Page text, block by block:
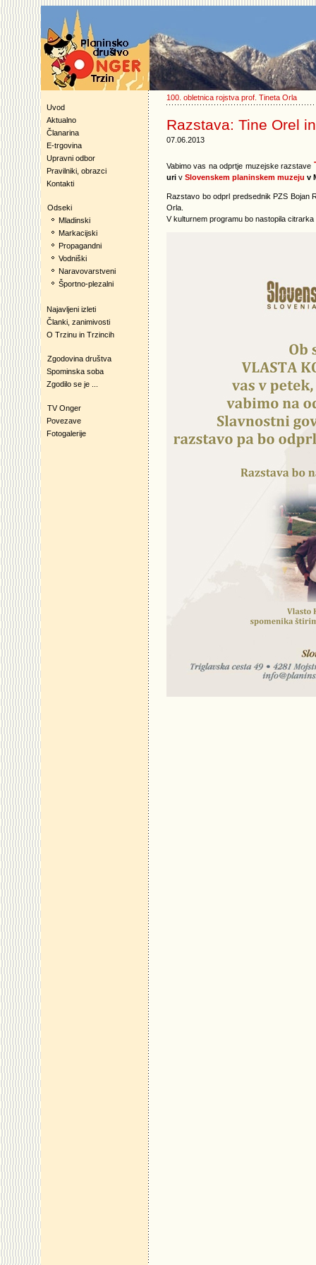
Uvod
Aktualno
Članarina
E-trgovina
Upravni odbor
Pravilniki, obrazci
Kontakti
Odseki
Mladinski
Markacijski
Propagandni
Vodniški
Naravovarstveni
Športno-plezalni
Najavljeni izleti
Članki, zanimivosti
O Trzinu in Trzincih
Zgodovina društva
Spominska soba
Zgodilo se je ...
TV Onger
Povezave
Fotogalerije
100. obletnica rojstva prof. Tineta Orla
Razstava: Tine Orel
07.06.2013
Vabimo vas na odprtje muzejske razstave
uri v Slovenskem planinskem muzeju v
Razstavo bo odprl predsednik PZS Bojan
Orla.
V kulturnem programu bo nastopila citrarka